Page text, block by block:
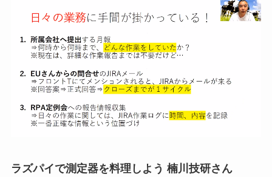
ラズパイで測定器を料理しよう 楠川技研さん